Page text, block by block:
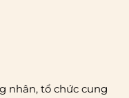
cước của ĐVVC
đối tác vận chuyển
nhân, tổ chức cung